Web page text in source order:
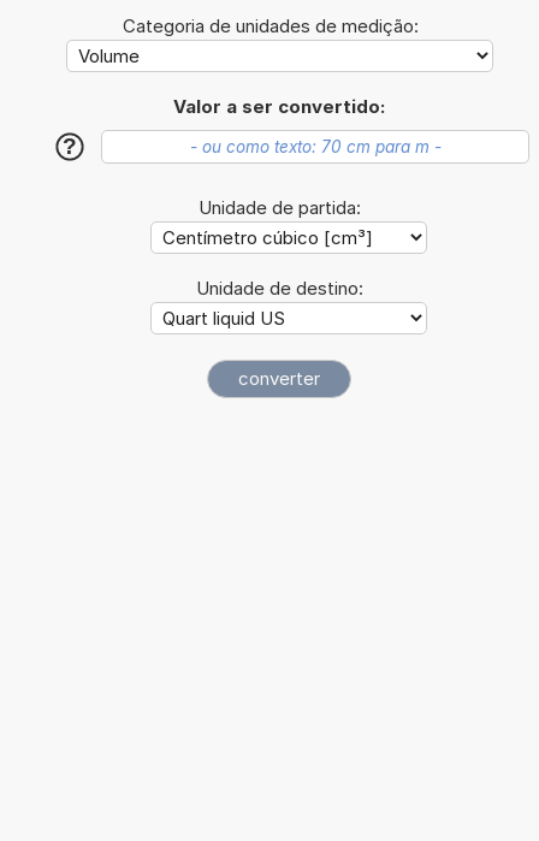
Categoria de unidades de medição:
Valor a ser convertido:
?
Unidade de partida:
Unidade de destino: